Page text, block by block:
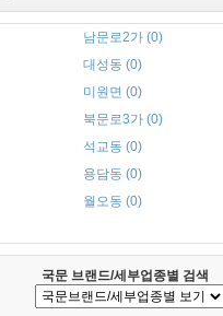
남문로2가 (0)
대성동 (0)
미원면 (0)
북문로3가 (0)
석교동 (0)
용담동 (0)
월오동 (0)
국문 브랜드/세부업종별 검색